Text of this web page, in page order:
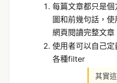
每篇文章都只是
圖和前幾句話，
網頁閱讀完整文章
使用者可以自己定
各種filter
其實